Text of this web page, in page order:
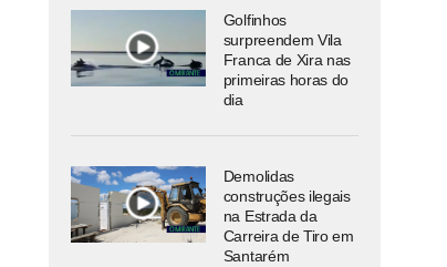
Golfinhos
surpreendem Vila
Franca de Xira nas
primeiras horas do
dia
Demolidas
construções ilegais
na Estrada da
Carreira de Tiro em
Santarém